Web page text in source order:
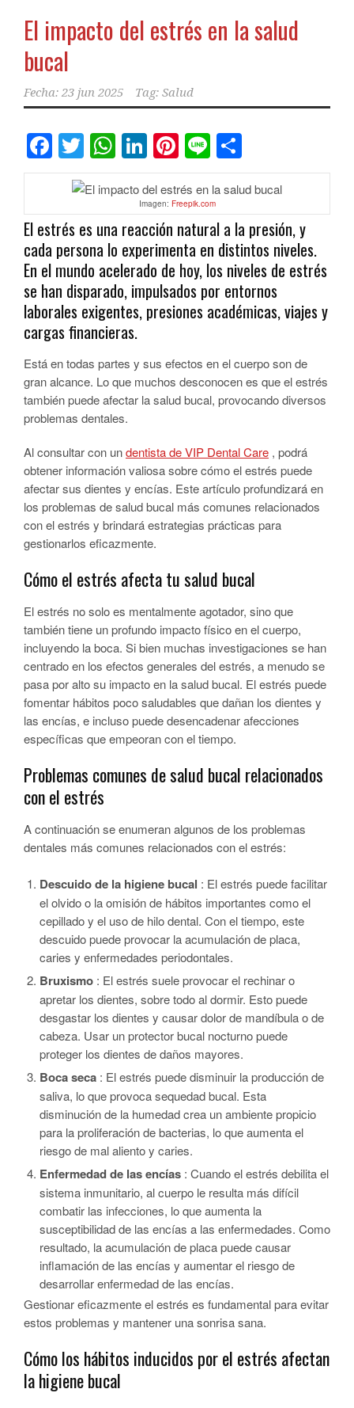
El impacto del estrés en la salud
bucal
Fecha: 23 jun 2025 Tag: Salud
Facebook
Twitter
WhatsApp
LinkedIn
Pinterest
Line
Imagen: Freepik.com
El estrés es una reacción natural a la presión, y
cada persona lo experimenta en distintos niveles.
En el mundo acelerado de hoy, los niveles de estrés
se han disparado, impulsados ​​por entornos
laborales exigentes, presiones académicas, viajes y
cargas financieras.
Está en todas partes y sus efectos en el cuerpo son de
gran alcance. Lo que muchos desconocen es que el estrés
también puede afectar la salud bucal, provocando diversos
problemas dentales.
Al consultar con undentista de VIP Dental Care , podrá
obtener información valiosa sobre cómo el estrés puede
afectar sus dientes y encías. Este artículo profundizará en
los problemas de salud bucal más comunes relacionados
con el estrés y brindará estrategias prácticas para
gestionarlos eficazmente.
Cómo el estrés afecta tu salud bucal
El estrés no solo es mentalmente agotador, sino que
también tiene un profundo impacto físico en el cuerpo,
incluyendo la boca. Si bien muchas investigaciones se han
centrado en los efectos generales del estrés, a menudo se
pasa por alto su impacto en la salud bucal. El estrés puede
fomentar hábitos poco saludables que dañan los dientes y
las encías, e incluso puede desencadenar afecciones
específicas que empeoran con el tiempo.
Problemas comunes de salud bucal relacionados
con el estrés
A continuación se enumeran algunos de los problemas
dentales más comunes relacionados con el estrés:
Descuido de la higiene bucal : El estrés puede facilitar
el olvido o la omisión de hábitos importantes como el
cepillado y el uso de hilo dental. Con el tiempo, este
descuido puede provocar la acumulación de placa,
caries y enfermedades periodontales.
Bruxismo : El estrés suele provocar el rechinar o
apretar los dientes, sobre todo al dormir. Esto puede
desgastar los dientes y causar dolor de mandíbula o de
cabeza. Usar un protector bucal nocturno puede
proteger los dientes de daños mayores.
Boca seca : El estrés puede disminuir la producción de
saliva, lo que provoca sequedad bucal. Esta
disminución de la humedad crea un ambiente propicio
para la proliferación de bacterias, lo que aumenta el
riesgo de mal aliento y caries.
Enfermedad de las encías : Cuando el estrés debilita el
sistema inmunitario, al cuerpo le resulta más difícil
combatir las infecciones, lo que aumenta la
susceptibilidad de las encías a las enfermedades. Como
resultado, la acumulación de placa puede causar
inflamación de las encías y aumentar el riesgo de
desarrollar enfermedad de las encías.
Gestionar eficazmente el estrés es fundamental para evitar
estos problemas y mantener una sonrisa sana.
Cómo los hábitos inducidos por el estrés afectan
la higiene bucal